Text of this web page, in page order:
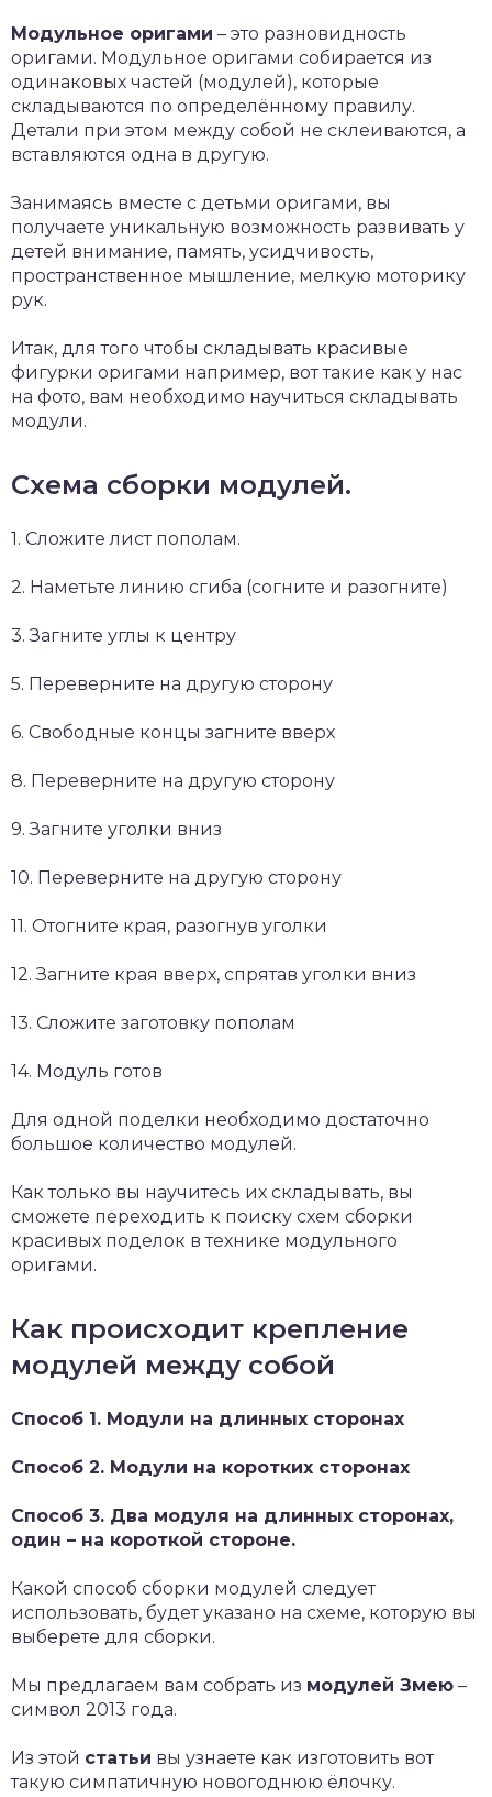
Модульное оригами – это разновидность
оригами. Модульное оригами собирается из
одинаковых частей (модулей), которые
складываются по определённому правилу.
Детали при этом между собой не склеиваются, а
вставляются одна в другую.
Занимаясь вместе с детьми оригами, вы
получаете уникальную возможность развивать у
детей внимание, память, усидчивость,
пространственное мышление, мелкую моторику
рук.
Итак, для того чтобы складывать красивые
фигурки оригами например, вот такие как у нас
на фото, вам необходимо научиться складывать
модули.
Схема сборки модулей.
1. Сложите лист пополам.
2. Наметьте линию сгиба (согните и разогните)
3. Загните углы к центру
5. Переверните на другую сторону
6. Свободные концы загните вверх
8. Переверните на другую сторону
9. Загните уголки вниз
10. Переверните на другую сторону
11. Отогните края, разогнув уголки
12. Загните края вверх, спрятав уголки вниз
13. Сложите заготовку пополам
14. Модуль готов
Для одной поделки необходимо достаточно
большое количество модулей.
Как только вы научитесь их складывать, вы
сможете переходить к поиску схем сборки
красивых поделок в технике модульного
оригами.
Как происходит крепление
модулей между собой
Способ 1. Модули на длинных сторонах
Способ 2. Модули на коротких сторонах
Способ 3. Два модуля на длинных сторонах,
один – на короткой стороне.
Какой способ сборки модулей следует
использовать, будет указано на схеме, которую вы
выберете для сборки.
Мы предлагаем вам собрать из модулей Змею –
символ 2013 года.
Из этой статьи вы узнаете как изготовить вот
такую симпатичную новогоднюю ёлочку.